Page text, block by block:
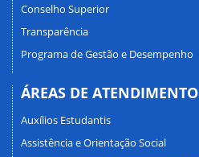
Conselho Superior
Transparência
Programa de Gestão e Desempenho
ÁREAS DE ATENDIMENTO
Auxílios Estudantis
Assistência e Orientação Social